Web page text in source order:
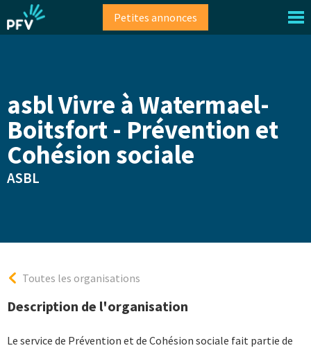
au
contenu
Petites annonces
asbl Vivre à Watermael-
Boitsfort - Prévention et
Cohésion sociale
ASBL
Toutes les organisations
Description de l'organisation
Le service de Prévention et de Cohésion sociale fait partie de